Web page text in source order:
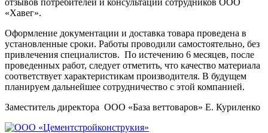
отзывов потребителей и консультаций сотрудников ООО
«Хавег».
Оформление документации и доставка товара проведена в
установленные сроки. Работы проводили самостоятельно, без
привлечения специалистов. По истечению 6 месяцев, после
проведенных работ, следует отметить, что качество материала
соответствует характеристикам производителя. В будущем
планируем дальнейшее сотрудничество с этой компанией.
Заместитель директора ООО «База веттоваров» Е. Куриленко